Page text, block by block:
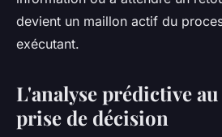
devient un maillon actif du
exécutant.
L'analyse prédictive
prise de décision